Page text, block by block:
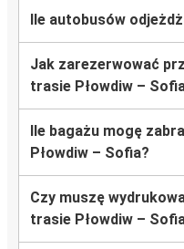
Ile autobusów
Jak zarezerwować
trasie Płowdiw –
Ile bagażu mogę
Płowdiw – Sofia?
Czy muszę
trasie Płowdiw –